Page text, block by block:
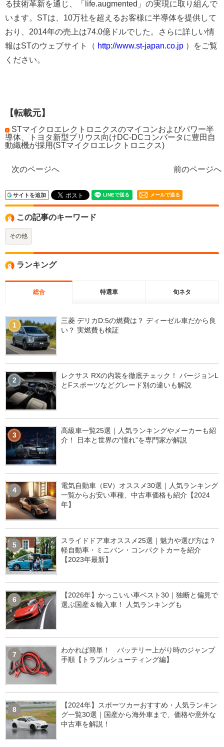
る技術革新を通じ、「life.augmented」の実現に取り組んで
います。STは、10万社を超えるお客様に半導体を提供して
おり、2014年の売上は74.0億ドルでした。さらに詳しい情
報はSTのウェブサイト（ http://www.st-japan.co.jp ）をご覧
ください。
【転載元】
STマイクロエレクトロニクスのマイコンおよびパワー半
導体、トヨタ新型プリウス向けDC-DCコンバータに豊田自
動織機が採用(STマイクロエレクトロニクス)
次のページへ 前のページへ
サイトを追加 メールで送る
この記事のキーワード
その他
ランキング
総合 特選車 旬ネタ
1
三菱 デリカD:5の燃費は？ ディーゼル車だから良
い？ 実燃費も検証
2
レクサス RXの内装を徹底チェック！ バージョンL
とFスポーツなどグレード別の違いも解説
3
高級車一覧25選｜人気ランキングやメーカーも紹
介！ 日本と世界の“憧れ”を専門家が解説
4
電気自動車（EV）オススメ30選｜人気ランキング
一覧からお安い車種、中古車価格も紹介【2024
年】
5
スライドドア車オススメ25選｜魅力や選び方は？
軽自動車・ミニバン・コンパクトカーを紹介
【2023年最新】
6
【2026年】かっこいい車ベスト30｜独断と偏見で
選ぶ国産＆輸入車！ 人気ランキングも
7
わかれば簡単！ バッテリー上がり時のジャンプ
手順【トラブルシューティング編】
8
【2024年】スポーツカーおすすめ・人気ランキン
グ一覧30選｜国産から海外車まで、価格や意外な
中古車を解説！